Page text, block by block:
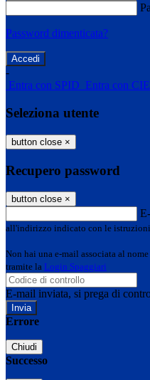
Password dimenticata?
-
Entra con SPID Entra con CIE
Seleziona utente
button close ×
Recupero password
button close ×
all'indirizzo indicato con le istruzioni
Non hai una e-mail associata al
tramite la Login Spaggiari
E-mail inviata, si prega di
Errore
Chiudi
Successo